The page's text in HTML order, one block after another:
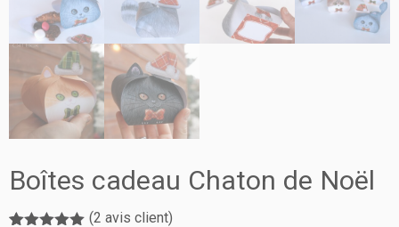
Boîtes cadeau Chaton de Noël
(2 avis client)